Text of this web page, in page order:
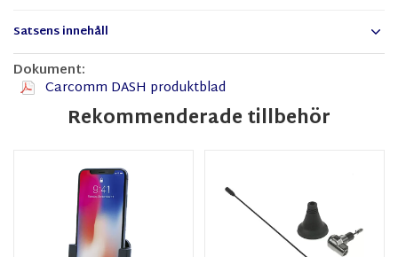
Satsens innehåll
Dokument:
Carcomm DASH produktblad
Rekommenderade tillbehör